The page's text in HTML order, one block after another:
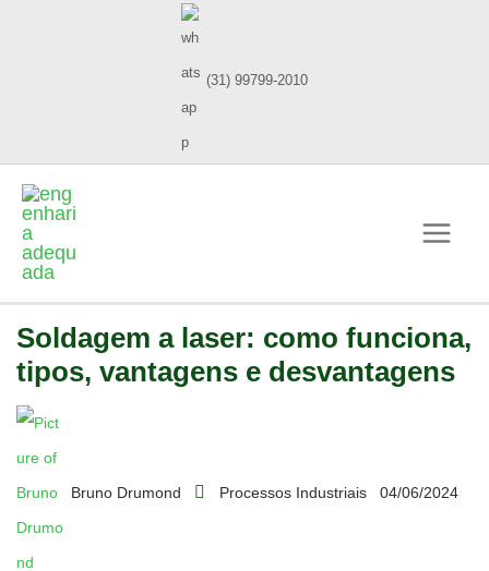
(31) 99799-2010
Soldagem a laser: como funciona,
tipos, vantagens e desvantagens
Bruno Drumond Processos Industriais 04/06/2024